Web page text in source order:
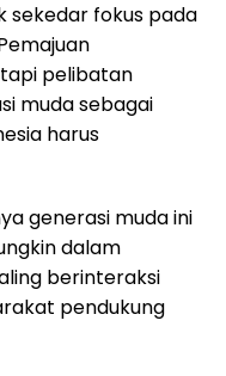
sekedar fokus pada
pelibatan
muda sebagai
harus
generasi muda ini
dalam
berinteraksi
pendukung